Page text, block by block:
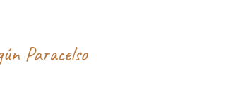
Paracelso